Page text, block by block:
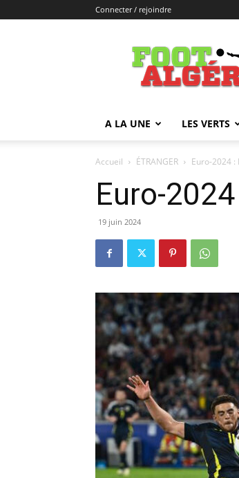
Connecter / rejoindre
A LA UNE LES VERTS
Accueil ÉTRANGER Euro-2024 :
Euro-
19 juin 2024